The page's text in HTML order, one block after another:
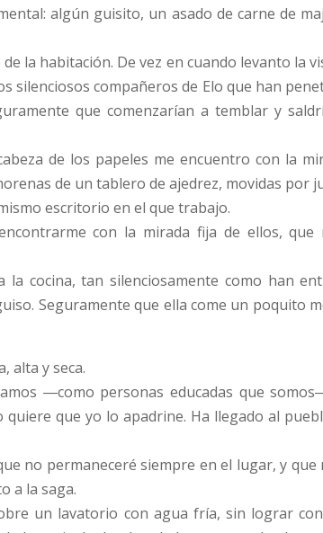
algún guisito, un asado de carne de
la habitación. De vez en cuando levanto la
silenciosos compañeros de Elo que han
que comenzarían a temblar y
de los papeles me encuentro con la
de un tablero de ajedrez, movidas por
escritorio en el que trabajo.
con la mirada fija de ellos, que
la cocina, tan silenciosamente como han
Seguramente que ella come un poquito
alta y seca.
―como personas educadas que
que yo lo apadrine. Ha llegado al
no permaneceré siempre en el lugar, y
a la saga.
un lavatorio con agua fría, sin lograr